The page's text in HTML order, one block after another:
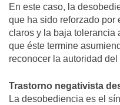
En este caso, la
que ha sido reforzado por
claros y la baja tolerancia
que éste termine
reconocer la autoridad del
Trastorno negativista
La desobediencia es el